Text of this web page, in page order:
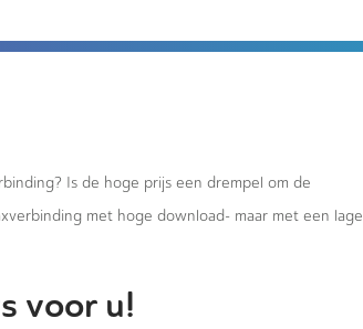
Is de hoge prijs een drempel om de
met hoge download- maar met een lage
voor u!